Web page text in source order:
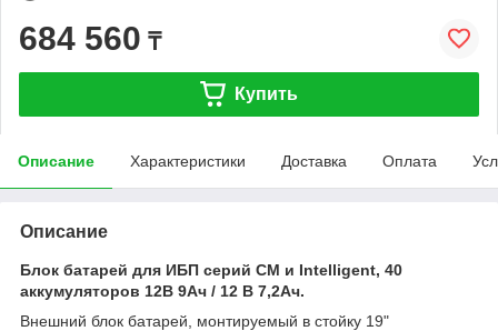
684 560 ₸
Купить
Описание Характеристики Доставка Оплата
Описание
Блок батарей для ИБП серий CM и Intelligent, 40
аккумуляторов 12В 9Ач / 12 В 7,2Ач.
Внешний блок батарей, монтируемый в стойку 19"